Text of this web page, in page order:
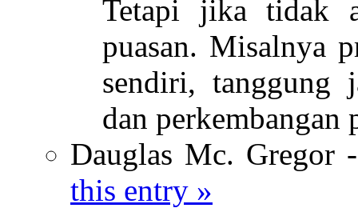
Tetapi jika tidak
puasan. Misalnya
sendiri, tanggung
dan perkembangan
Dauglas Mc.
this entry »